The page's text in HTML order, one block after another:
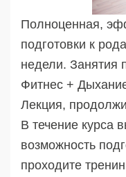
Полноценная,
подготовки к
недели. Занятия
Фитнес +
Лекция,
В течение курса
возможность
проходите